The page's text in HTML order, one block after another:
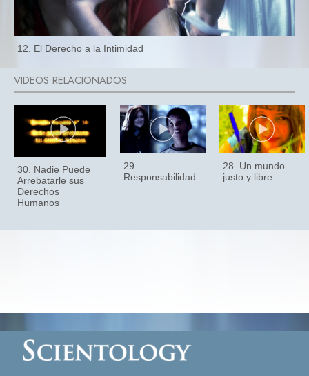
12. El Derecho a la Intimidad
30. Nadie Puede
Arrebatarle sus
Derechos
Humanos
29.
Responsabilidad
28. Un mundo
justo y libre